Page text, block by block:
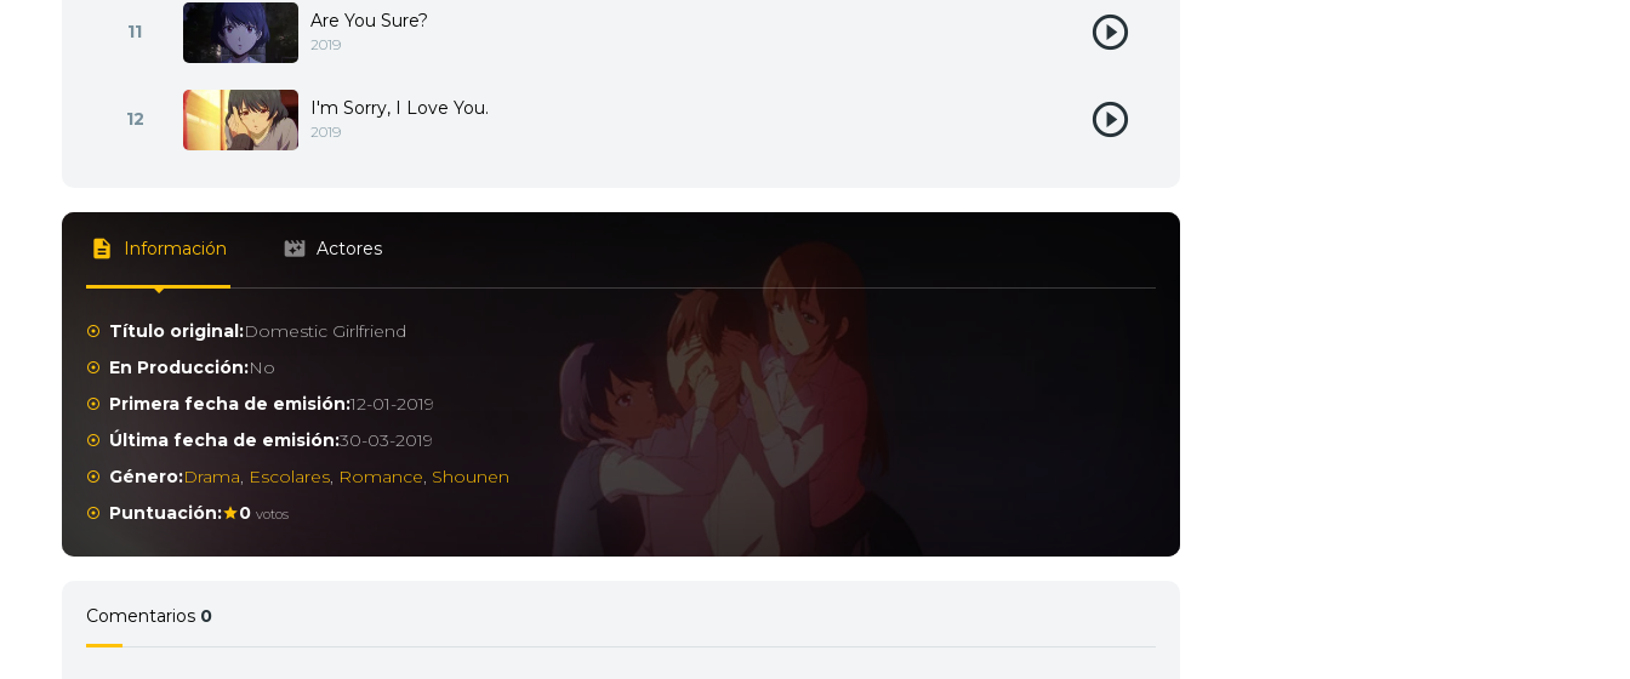
11 Are You Sure?
2019
12 I'm Sorry, I Love You.
2019
Información Actores
Título original:Domestic Girlfriend
En Producción:No
Primera fecha de emisión:12-01-2019
Última fecha de emisión:30-03-2019
Género:Drama, Escolares, Romance, Shounen
Puntuación:
0 votos
Comentarios 0